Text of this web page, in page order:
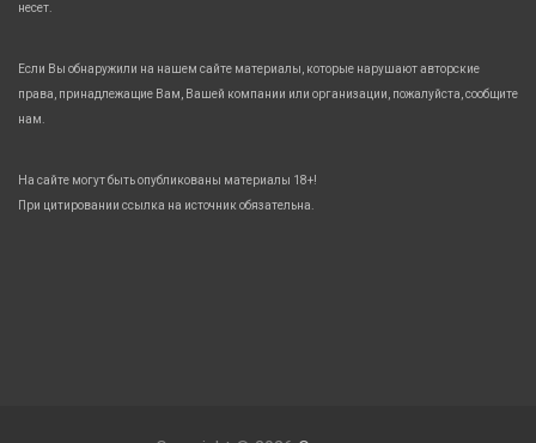
несет.
Если Вы обнаружили на нашем сайте материалы, которые нарушают авторские
права, принадлежащие Вам, Вашей компании или организации, пожалуйста, сообщите
нам.
На сайте могут быть опубликованы материалы 18+!
При цитировании ссылка на источник обязательна.